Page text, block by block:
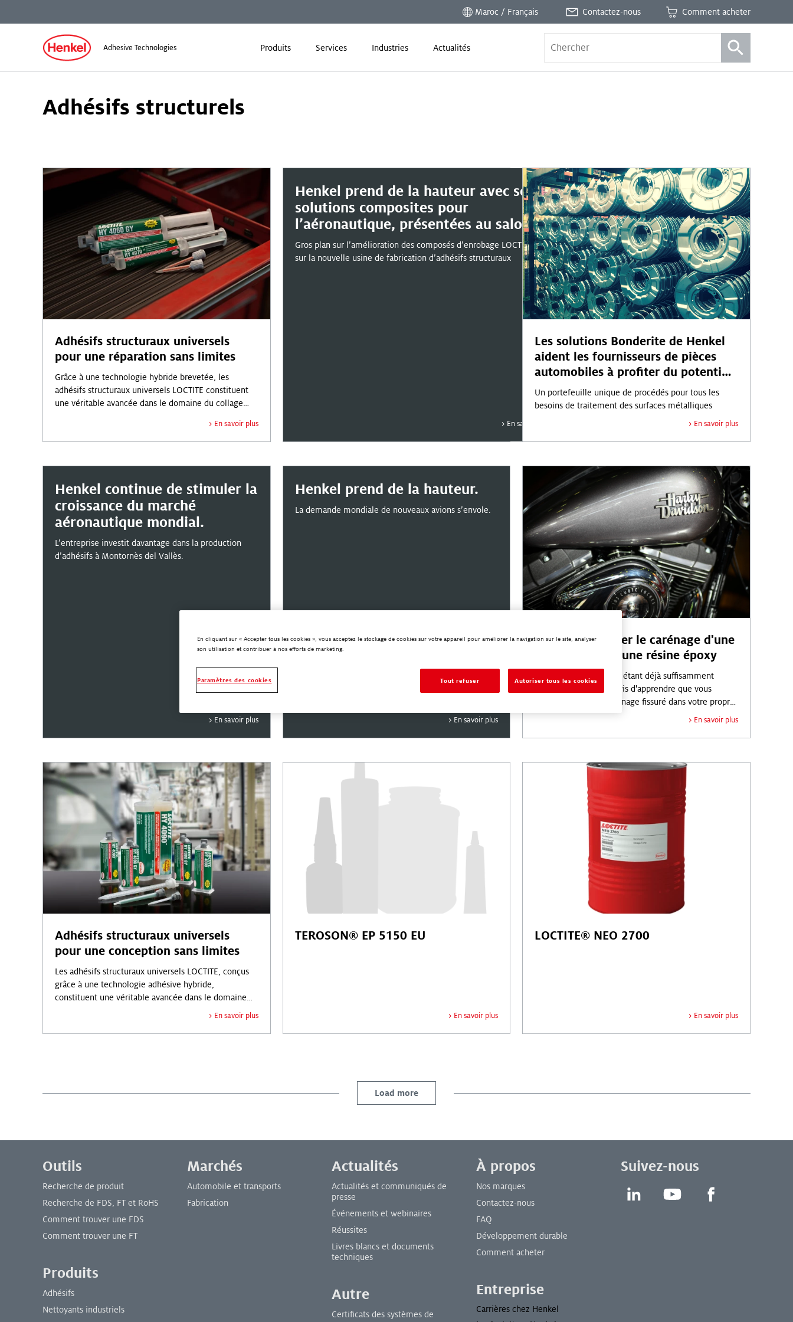
Maroc / Français Contactez-nous Comment acheter
Adhesive Technologies Produits Services Industries Actualités
Adhésifs structurels
Adhésifs structuraux universels
pour une réparation sans limites
Grâce à une technologie hybride brevetée, les
adhésifs structuraux universels LOCTITE constituent
une véritable avancée dans le domaine du collage
En savoir plus
Henkel prend de la hauteur avec ses
solutions composites pour
l’aéronautique, présentées au salon
JEC World 2018.
Gros plan sur l’amélioration des composés d’enrobage LOCTITE et
sur la nouvelle usine de fabrication d’adhésifs structuraux
En savoir plus
Les solutions Bonderite de Henkel
aident les fournisseurs de pièces
automobiles à profiter du potentiel
de croissance lié à la tendance de
l’allégement des métaux.
Un portefeuille unique de procédés pour tous les
besoins de traitement des surfaces métalliques
En savoir plus
Henkel continue de stimuler la
croissance du marché
aéronautique mondial.
L’entreprise investit davantage dans la production
d’adhésifs à Montornès del Vallès.
En savoir plus
Henkel prend de la hauteur.
La demande mondiale de nouveaux avions s’envole.
En savoir plus
Comment réparer le carénage d'une
moto à l’aide d'une résine époxy
L’entretien d'une moto étant déjà suffisamment
coûteux, vous serez ravis d'apprendre que vous
pouvez réparer un carénage fissuré dans votre propre
garage pour moins de 500 .
En savoir plus
Adhésifs structuraux universels
pour une conception sans limites
Les adhésifs structuraux universels LOCTITE, conçus
grâce à une technologie adhésive hybride,
constituent une véritable avancée dans le domaine
En savoir plus
TEROSON® EP 5150 EU
En savoir plus
LOCTITE® NEO 2700
En savoir plus
Load more
Outils
Recherche de produit
Recherche de FDS, FT et RoHS
Comment trouver une FDS
Comment trouver une FT
Produits
Adhésifs
Nettoyants industriels
Marchés
Automobile et transports
Fabrication
Actualités
Actualités et communiqués de
presse
Événements et webinaires
Réussites
Livres blancs et documents
techniques
Autre
Certificats des systèmes de
À propos
Nos marques
Contactez-nous
FAQ
Développement durable
Comment acheter
Entreprise
Carrières chez Henkel
Suivez-nous
LinkedIn YouTube Facebook
En cliquant sur « Accepter tous les cookies », vous acceptez le stockage de cookies sur votre appareil pour améliorer la navigation sur le site, analyser
son utilisation et contribuer à nos efforts de marketing.
Paramètres des cookies Tout refuser Autoriser tous les cookies